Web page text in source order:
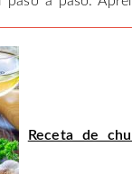
Receta de